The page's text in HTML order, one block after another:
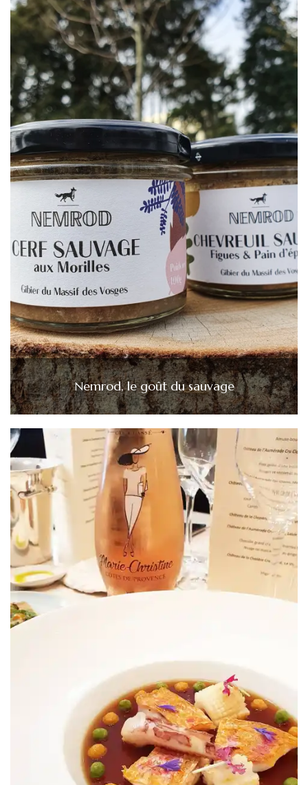
Nemrod, le goût du sauvage